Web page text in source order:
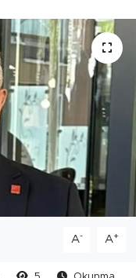
A- A+